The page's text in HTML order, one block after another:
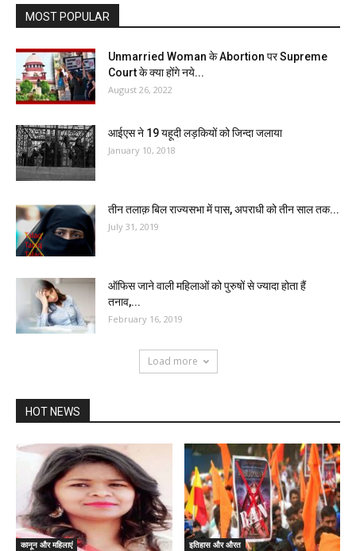
MOST POPULAR
Unmarried Woman के Abortion पर Supreme
Court के क्या होंगे नये...
August 26, 2022
आईएस ने 19 यहूदी लड़कियों को जिन्दा जलाया
January 10, 2018
तीन तलाक़ बिल राज्यसभा में पास, अपराधी को तीन साल तक...
July 31, 2019
ऑफिस जाने वाली महिलाओं को पुरुषों से ज्यादा होता हैं
तनाव,...
February 16, 2019
Load more
HOT NEWS
कानून और महिलाएं इतिहास और औरत